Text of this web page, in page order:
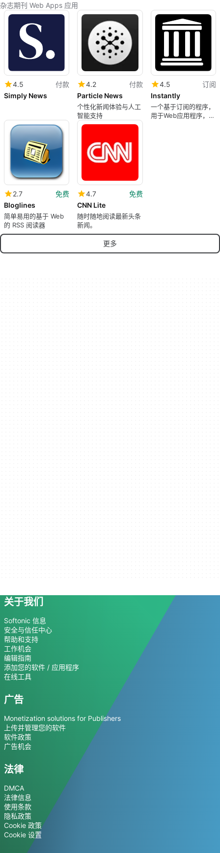
杂志期刊 Web Apps 应用
4.5
付款
Simply News
4.2
付款
Particle News
个性化新闻体验与人工
智能支持
4.5
订阅
Instantly
一个基于订阅的程序，
用于Web应用程序，由
2.7
免费
Bloglines
简单易用的基于 Web
的 RSS 阅读器
4.7
免费
CNN Lite
随时随地阅读最新头条
新闻。
更多
关于我们
Softonic 信息
安全与信任中心
帮助和支持
工作机会
编辑指南
添加您的软件 / 应用程序
在线工具
广告
Monetization solutions for Publishers
上传并管理您的软件
软件政策
广告机会
法律
DMCA
法律信息
使用条款
隐私政策
Cookie 政策
Cookie 设置